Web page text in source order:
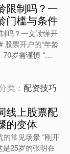
限制吗？一
门槛与条件
吗？一文读懂开
股票开户的“年龄
岁需谨慎 “我
满16岁，能操
类：配资技巧
线上股票配
的变体
的常见场景 "刚开
是25岁的张明在